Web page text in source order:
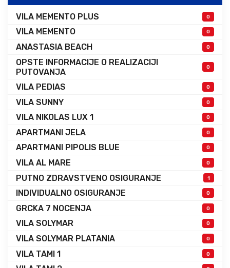
VILA MEMENTO PLUS 0
VILA MEMENTO 0
ANASTASIA BEACH 0
OPSTE INFORMACIJE O REALIZACIJI
PUTOVANJA
0
VILA PEDIAS 0
VILA SUNNY 0
VILA NIKOLAS LUX 1 0
APARTMANI JELA 0
APARTMANI PIPOLIS BLUE 0
VILA AL MARE 0
PUTNO ZDRAVSTVENO OSIGURANJE 1
INDIVIDUALNO OSIGURANJE 0
GRCKA 7 NOCENJA 0
VILA SOLYMAR 0
VILA SOLYMAR PLATANIA 0
VILA TAMI 1 0